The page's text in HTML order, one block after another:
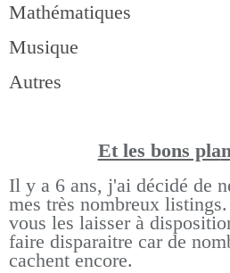
Mathématiques
Musique
Autres
Et les bons pla
Il y a 6 ans, j'ai décidé de
mes très nombreux listings.
vous les laisser à
faire disparaitre car de
cachent encore.